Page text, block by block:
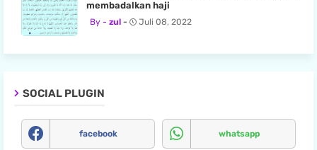
membadalkan haji
zul Juli 08, 2022
SOCIAL PLUGIN
facebook whatsapp